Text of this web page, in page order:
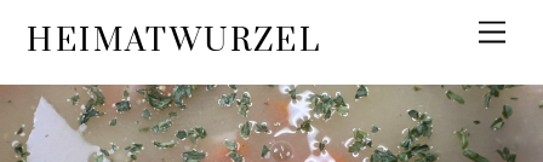
content
HEIMATWURZEL